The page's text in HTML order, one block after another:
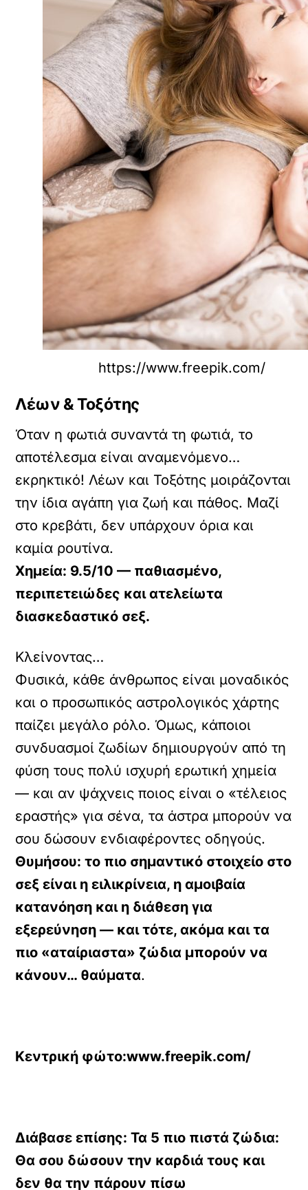
https://www.freepik.com/
Λέων & Τοξότης
Όταν η φωτιά συναντά τη φωτιά, το
αποτέλεσμα είναι αναμενόμενο…
εκρηκτικό! Λέων και Τοξότης μοιράζονται
την ίδια αγάπη για ζωή και πάθος. Μαζί
στο κρεβάτι, δεν υπάρχουν όρια και
καμία ρουτίνα.
Χημεία: 9.5/10 — παθιασμένο,
περιπετειώδες και ατελείωτα
διασκεδαστικό σεξ.
Κλείνοντας…
Φυσικά, κάθε άνθρωπος είναι μοναδικός
και ο προσωπικός αστρολογικός χάρτης
παίζει μεγάλο ρόλο. Όμως, κάποιοι
συνδυασμοί ζωδίων δημιουργούν από τη
φύση τους πολύ ισχυρή ερωτική χημεία
— και αν ψάχνεις ποιος είναι ο «τέλειος
εραστής» για σένα, τα άστρα μπορούν να
σου δώσουν ενδιαφέροντες οδηγούς.
Θυμήσου: το πιο σημαντικό στοιχείο στο
σεξ είναι η ειλικρίνεια, η αμοιβαία
κατανόηση και η διάθεση για
εξερεύνηση — και τότε, ακόμα και τα
πιο «αταίριαστα» ζώδια μπορούν να
κάνουν… θαύματα.
Κεντρική φώτο:www.freepik.com/
Διάβασε επίσης: Τα 5 πιο πιστά ζώδια:
Θα σου δώσουν την καρδιά τους και
δεν θα την πάρουν πίσω